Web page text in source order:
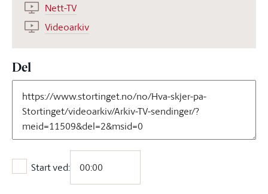
Nett-TV
Videoarkiv
Del
Start ved:
Start ved: